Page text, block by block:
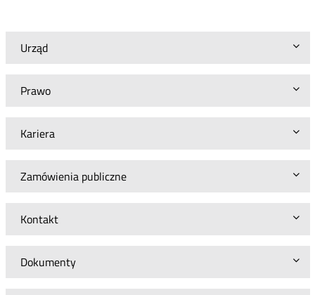
Urząd
Prawo
Kariera
Zamówienia publiczne
Kontakt
Dokumenty
ograniczenia
sposobu
nieruchomości